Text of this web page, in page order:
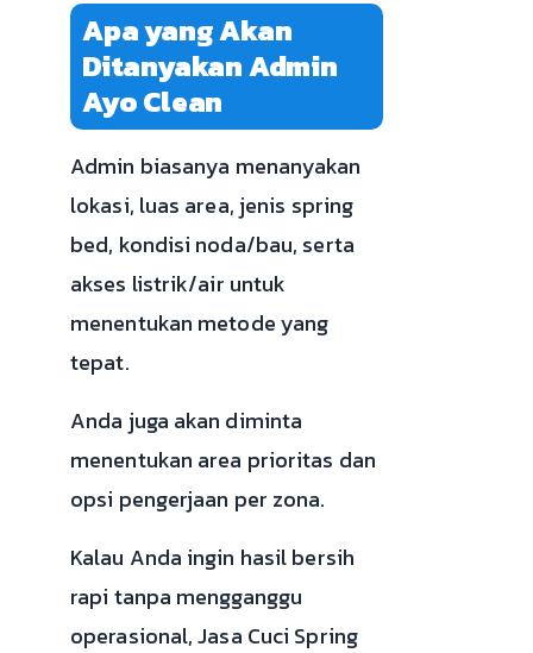
Apa yang Akan
Ditanyakan Admin
Ayo Clean
Admin biasanya menanyakan
lokasi, luas area, jenis spring
bed, kondisi noda/bau, serta
akses listrik/air untuk
menentukan metode yang
tepat.
Anda juga akan diminta
menentukan area prioritas dan
opsi pengerjaan per zona.
Kalau Anda ingin hasil bersih
rapi tanpa mengganggu
operasional, Jasa Cuci Spring